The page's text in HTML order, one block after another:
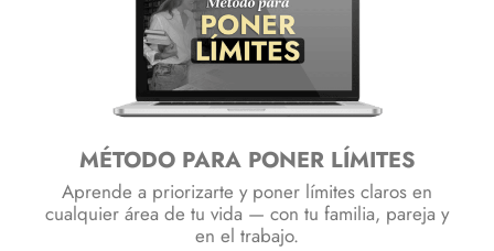
MÉTODO PARA PONER LÍMITES
Aprende a priorizarte y poner límites claros en
cualquier área de tu vida — con tu familia, pareja y
en el trabajo.